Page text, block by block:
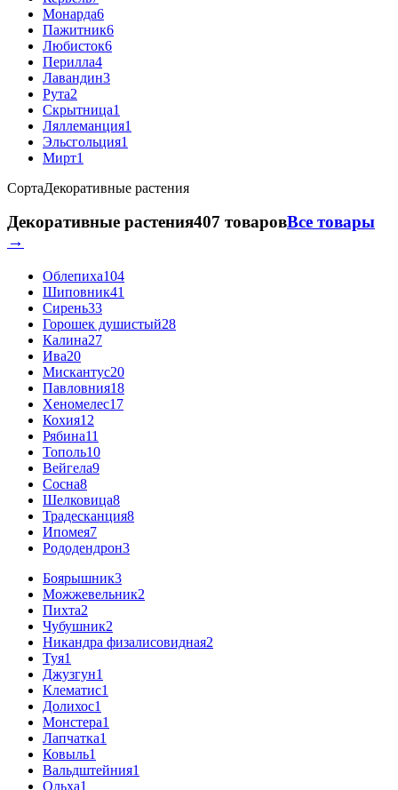
Монарда6
Пажитник6
Любисток6
Перилла4
Лавандин3
Рута2
Скрытница1
Ляллеманция1
Эльсгольция1
Мирт1
СортаДекоративные растения
Декоративные растения407 товаровВсе товары
→
Облепиха104
Шиповник41
Сирень33
Горошек душистый28
Калина27
Ива20
Мискантус20
Павловния18
Хеномелес17
Кохия12
Рябина11
Тополь10
Вейгела9
Сосна8
Шелковица8
Традесканция8
Ипомея7
Рододендрон3
Боярышник3
Можжевельник2
Пихта2
Чубушник2
Никандра физалисовидная2
Туя1
Джузгун1
Клематис1
Долихос1
Монстера1
Лапчатка1
Ковыль1
Вальдштейния1
Ольха1